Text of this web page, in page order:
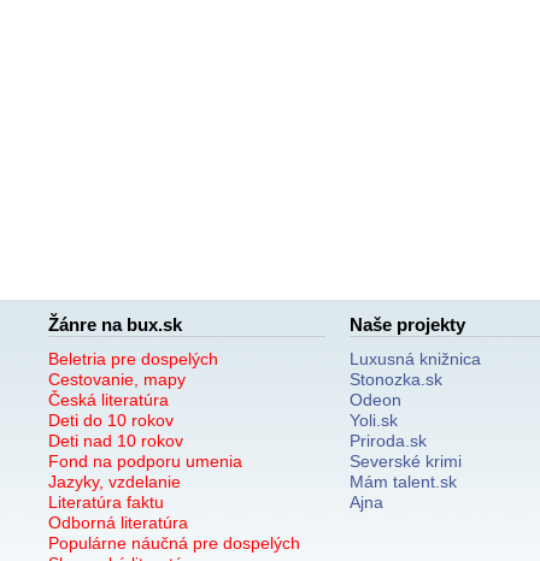
Žánre na bux.sk
Beletria pre dospelých
Cestovanie, mapy
Česká literatúra
Deti do 10 rokov
Deti nad 10 rokov
Fond na podporu umenia
Jazyky, vzdelanie
Literatúra faktu
Odborná literatúra
Populárne náučná pre dospelých
Naše projekty
Luxusná knižnica
Stonozka.sk
Odeon
Yoli.sk
Priroda.sk
Severské krimi
Mám talent.sk
Ajna